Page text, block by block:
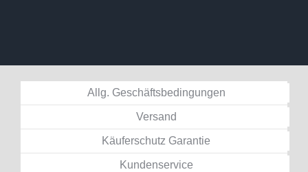
Allg. Geschäftsbedingungen
Versand
Käuferschutz Garantie
Kundenservice